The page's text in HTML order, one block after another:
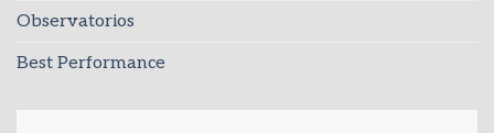
Observatorios
Best Performance